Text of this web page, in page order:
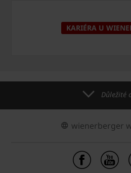
KARIÉRA U
Důležité
wienerberger